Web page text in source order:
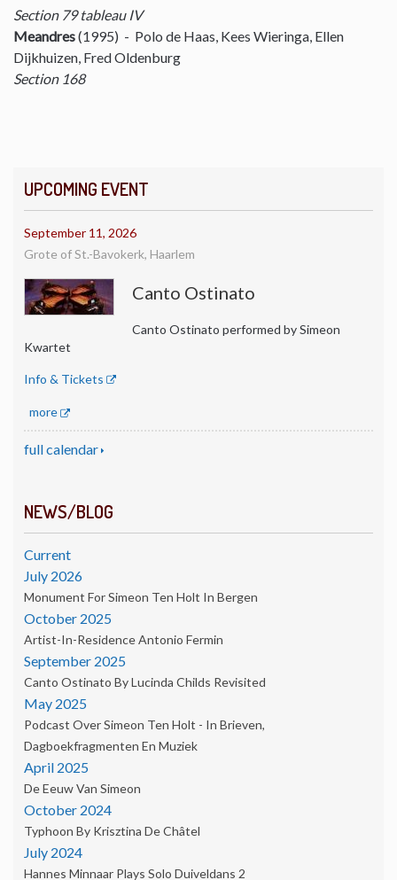
UPCOMING EVENT
September 11, 2026
Grote of St.-Bavokerk, Haarlem
Canto Ostinato
Canto Ostinato performed by Simeon
Kwartet
Info & Tickets
more
full calendar
NEWS/BLOG
Current
July 2026
Monument For Simeon Ten Holt In Bergen
October 2025
Artist-In-Residence Antonio Fermin
September 2025
Canto Ostinato By Lucinda Childs Revisited
May 2025
Podcast Over Simeon Ten Holt - In Brieven,
Dagboekfragmenten En Muziek
April 2025
De Eeuw Van Simeon
October 2024
Typhoon By Krisztina De Châtel
July 2024
Hannes Minnaar Plays Solo Duiveldans 2
Section 79 tableau IV
Meandres(1995) - Polo de Haas, Kees Wieringa, Ellen
Dijkhuizen, Fred Oldenburg
Section 168